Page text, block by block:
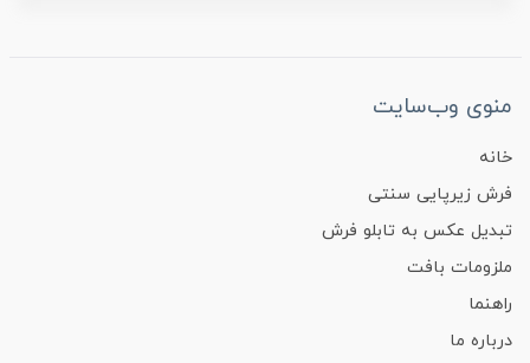
منوی وب‌سایت
خانه
فرش زیرپایی سنتی
تبدیل عکس به تابلو فرش
ملزومات بافت
راهنما
درباره ما